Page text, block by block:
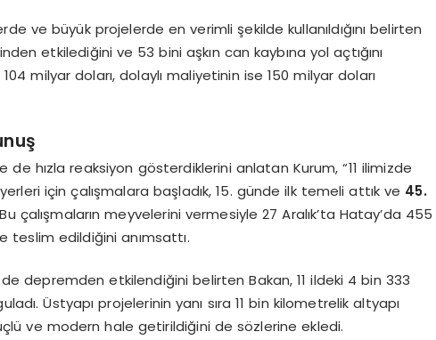
ve büyük projelerde en verimli şekilde kullanıldığını belirten
etkilediğini ve 53 bini aşkın can kaybına yol açtığını
milyar doları, dolaylı maliyetinin ise 150 milyar doları
hızla reaksiyon gösterdiklerini anlatan Kurum, “11 ilimizde
için çalışmalara başladık, 15. günde ilk temeli attık ve 45.
çalışmaların meyvelerini vermesiyle 27 Aralık’ta Hatay’da 455
teslim edildiğini anımsattı.
depremden etkilendiğini belirten Bakan, 11 ildeki 4 bin 333
Üstyapı projelerinin yanı sıra 11 bin kilometrelik altyapı
ve modern hale getirildiğini de sözlerine ekledi.